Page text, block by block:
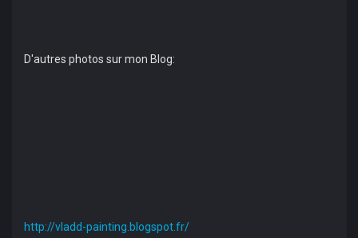
D'autres photos sur mon Blog:
http://vladd-painting.blogspot.fr/